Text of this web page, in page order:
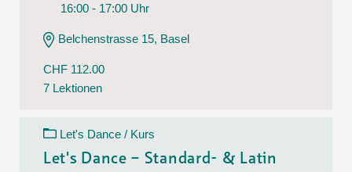
16:00 - 17:00 Uhr
Belchenstrasse 15, Basel
CHF 112.00
7 Lektionen
Let's Dance / Kurs
Let's Dance – Standard- & Latin